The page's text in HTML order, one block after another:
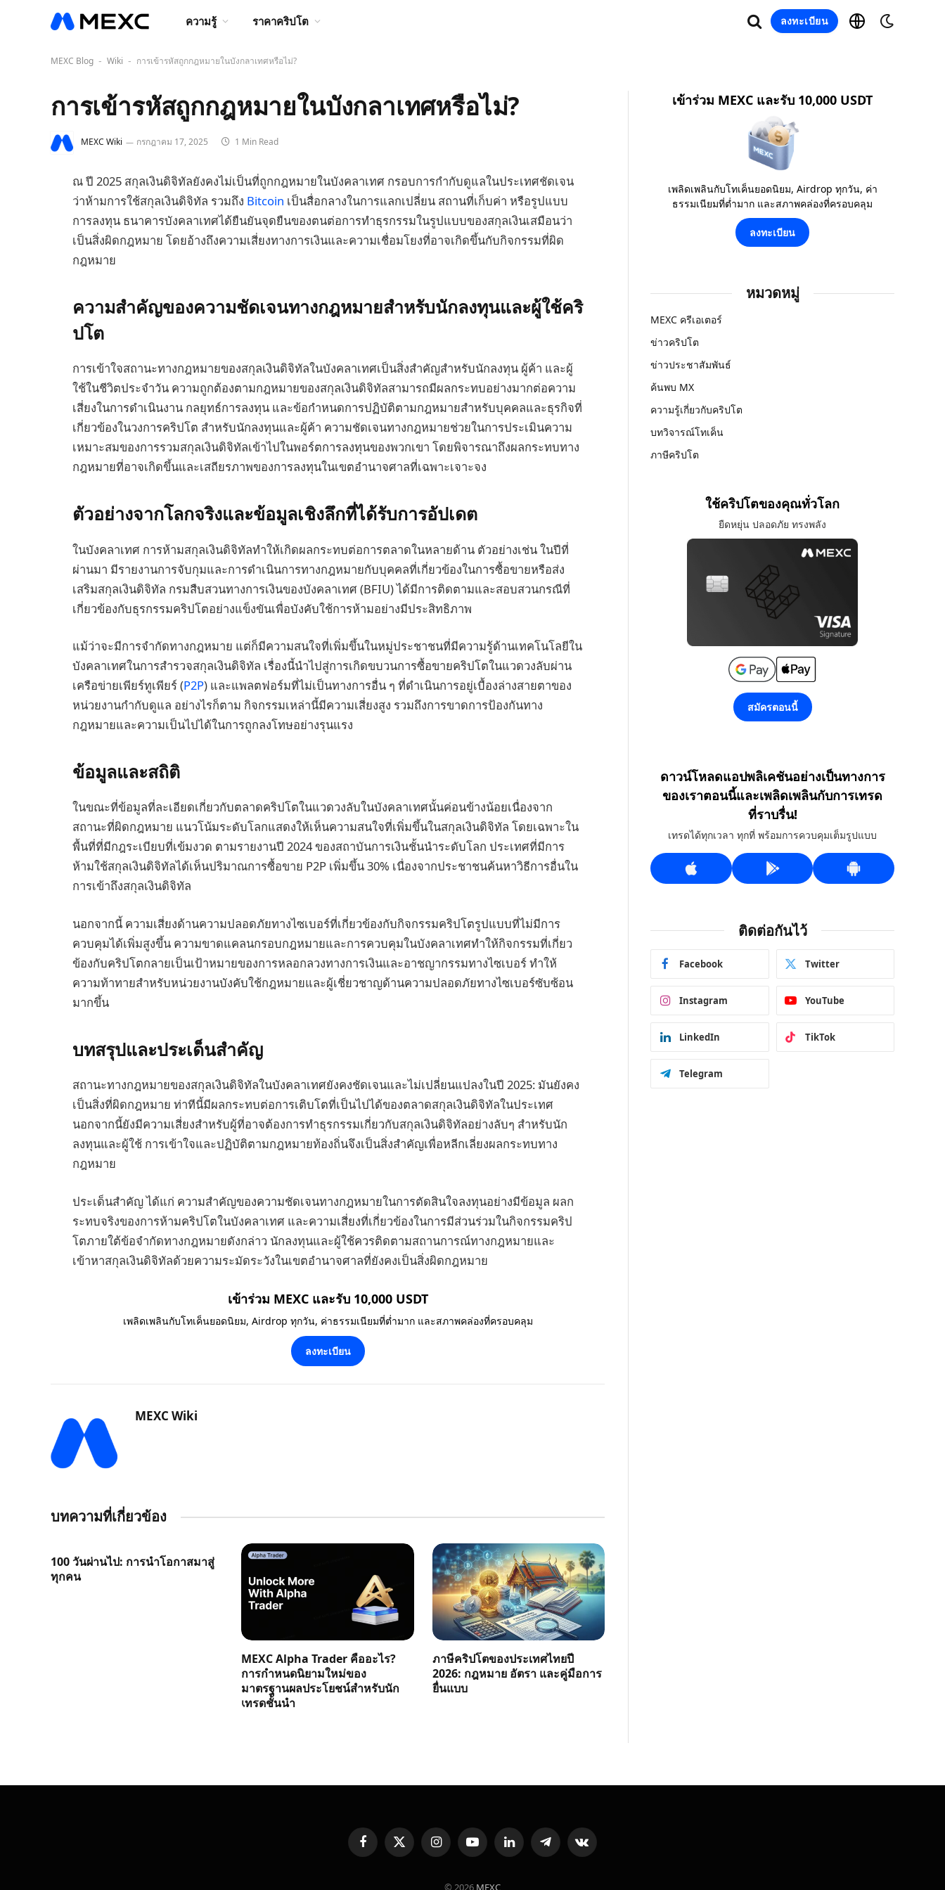
ความรู้ ราคาคริปโต ลงทะเบียน
MEXC Blog - Wiki - การเข้ารหัสถูกกฎหมายในบังกลาเทศหรือไม่?
การเข้ารหัสถูกกฎหมายในบังกลาเทศหรือไม่?
MEXC Wiki กรกฎาคม 17, 2025 1 Min Read
ณ ปี 2025 สกุลเงินดิจิทัลยังคงไม่เป็นที่ถูกกฎหมายในบังคลาเทศ กรอบการกำกับดูแลในประเทศชัดเจน
ว่าห้ามการใช้สกุลเงินดิจิทัล รวมถึง Bitcoin เป็นสื่อกลางในการแลกเปลี่ยน สถานที่เก็บค่า หรือรูปแบบ
การลงทุน ธนาคารบังคลาเทศได้ยืนยันจุดยืนของตนต่อการทำธุรกรรมในรูปแบบของสกุลเงินเสมือนว่า
เป็นสิ่งผิดกฎหมาย โดยอ้างถึงความเสี่ยงทางการเงินและความเชื่อมโยงที่อาจเกิดขึ้นกับกิจกรรมที่ผิด
กฎหมาย
ความสำคัญของความชัดเจนทางกฎหมายสำหรับนักลงทุนและผู้ใช้คริ
ปโต
การเข้าใจสถานะทางกฎหมายของสกุลเงินดิจิทัลในบังคลาเทศเป็นสิ่งสำคัญสำหรับนักลงทุน ผู้ค้า และผู้
ใช้ในชีวิตประจำวัน ความถูกต้องตามกฎหมายของสกุลเงินดิจิทัลสามารถมีผลกระทบอย่างมากต่อความ
เสี่ยงในการดำเนินงาน กลยุทธ์การลงทุน และข้อกำหนดการปฏิบัติตามกฎหมายสำหรับบุคคลและธุรกิจที่
เกี่ยวข้องในวงการคริปโต สำหรับนักลงทุนและผู้ค้า ความชัดเจนทางกฎหมายช่วยในการประเมินความ
เหมาะสมของการรวมสกุลเงินดิจิทัลเข้าไปในพอร์ตการลงทุนของพวกเขา โดยพิจารณาถึงผลกระทบทาง
กฎหมายที่อาจเกิดขึ้นและเสถียรภาพของการลงทุนในเขตอำนาจศาลที่เฉพาะเจาะจง
ตัวอย่างจากโลกจริงและข้อมูลเชิงลึกที่ได้รับการอัปเดต
ในบังคลาเทศ การห้ามสกุลเงินดิจิทัลทำให้เกิดผลกระทบต่อการตลาดในหลายด้าน ตัวอย่างเช่น ในปีที่
ผ่านมา มีรายงานการจับกุมและการดำเนินการทางกฎหมายกับบุคคลที่เกี่ยวข้องในการซื้อขายหรือส่ง
เสริมสกุลเงินดิจิทัล กรมสืบสวนทางการเงินของบังคลาเทศ (BFIU) ได้มีการติดตามและสอบสวนกรณีที่
เกี่ยวข้องกับธุรกรรมคริปโตอย่างแข็งขันเพื่อบังคับใช้การห้ามอย่างมีประสิทธิภาพ
แม้ว่าจะมีการจำกัดทางกฎหมาย แต่ก็มีความสนใจที่เพิ่มขึ้นในหมู่ประชาชนที่มีความรู้ด้านเทคโนโลยีใน
บังคลาเทศในการสำรวจสกุลเงินดิจิทัล เรื่องนี้นำไปสู่การเกิดขบวนการซื้อขายคริปโตในแวดวงลับผ่าน
เครือข่ายเพียร์ทูเพียร์ (P2P) และแพลตฟอร์มที่ไม่เป็นทางการอื่น ๆ ที่ดำเนินการอยู่เบื้องล่างสายตาของ
หน่วยงานกำกับดูแล อย่างไรก็ตาม กิจกรรมเหล่านี้มีความเสี่ยงสูง รวมถึงการขาดการป้องกันทาง
กฎหมายและความเป็นไปได้ในการถูกลงโทษอย่างรุนแรง
ข้อมูลและสถิติ
ในขณะที่ข้อมูลที่ละเอียดเกี่ยวกับตลาดคริปโตในแวดวงลับในบังคลาเทศนั้นค่อนข้างน้อยเนื่องจาก
สถานะที่ผิดกฎหมาย แนวโน้มระดับโลกแสดงให้เห็นความสนใจที่เพิ่มขึ้นในสกุลเงินดิจิทัล โดยเฉพาะใน
พื้นที่ที่มีกฎระเบียบที่เข้มงวด ตามรายงานปี 2024 ของสถาบันการเงินชั้นนำระดับโลก ประเทศที่มีการ
ห้ามใช้สกุลเงินดิจิทัลได้เห็นปริมาณการซื้อขาย P2P เพิ่มขึ้น 30% เนื่องจากประชาชนค้นหาวิธีการอื่นใน
การเข้าถึงสกุลเงินดิจิทัล
นอกจากนี้ ความเสี่ยงด้านความปลอดภัยทางไซเบอร์ที่เกี่ยวข้องกับกิจกรรมคริปโตรูปแบบที่ไม่มีการ
ควบคุมได้เพิ่มสูงขึ้น ความขาดแคลนกรอบกฎหมายและการควบคุมในบังคลาเทศทำให้กิจกรรมที่เกี่ยว
ข้องกับคริปโตกลายเป็นเป้าหมายของการหลอกลวงทางการเงินและอาชญากรรมทางไซเบอร์ ทำให้
ความท้าทายสำหรับหน่วยงานบังคับใช้กฎหมายและผู้เชี่ยวชาญด้านความปลอดภัยทางไซเบอร์ซับซ้อน
มากขึ้น
บทสรุปและประเด็นสำคัญ
สถานะทางกฎหมายของสกุลเงินดิจิทัลในบังคลาเทศยังคงชัดเจนและไม่เปลี่ยนแปลงในปี 2025: มันยังคง
เป็นสิ่งที่ผิดกฎหมาย ท่าทีนี้มีผลกระทบต่อการเติบโตที่เป็นไปได้ของตลาดสกุลเงินดิจิทัลในประเทศ
นอกจากนี้ยังมีความเสี่ยงสำหรับผู้ที่อาจต้องการทำธุรกรรมเกี่ยวกับสกุลเงินดิจิทัลอย่างลับๆ สำหรับนัก
ลงทุนและผู้ใช้ การเข้าใจและปฏิบัติตามกฎหมายท้องถิ่นจึงเป็นสิ่งสำคัญเพื่อหลีกเลี่ยงผลกระทบทาง
กฎหมาย
ประเด็นสำคัญ ได้แก่ ความสำคัญของความชัดเจนทางกฎหมายในการตัดสินใจลงทุนอย่างมีข้อมูล ผลก
ระทบจริงของการห้ามคริปโตในบังคลาเทศ และความเสี่ยงที่เกี่ยวข้องในการมีส่วนร่วมในกิจกรรมคริป
โตภายใต้ข้อจำกัดทางกฎหมายดังกล่าว นักลงทุนและผู้ใช้ควรติดตามสถานการณ์ทางกฎหมายและ
เข้าหาสกุลเงินดิจิทัลด้วยความระมัดระวังในเขตอำนาจศาลที่ยังคงเป็นสิ่งผิดกฎหมาย
เข้าร่วม MEXC และรับ 10,000 USDT
เพลิดเพลินกับโทเค็นยอดนิยม, Airdrop ทุกวัน, ค่าธรรมเนียมที่ต่ำมาก และสภาพคล่องที่ครอบคลุม
ลงทะเบียน
MEXC Wiki
บทความที่เกี่ยวข้อง
100 วันผ่านไป: การนำโอกาสมาสู่
ทุกคน
MEXC Alpha Trader คืออะไร?
การกำหนดนิยามใหม่ของ
มาตรฐานผลประโยชน์สำหรับนัก
เทรดชั้นนำ
ภาษีคริปโตของประเทศไทยปี
2026: กฎหมาย อัตรา และคู่มือการ
ยื่นแบบ
เข้าร่วม MEXC และรับ 10,000 USDT
เพลิดเพลินกับโทเค็นยอดนิยม, Airdrop ทุกวัน, ค่า
ธรรมเนียมที่ต่ำมาก และสภาพคล่องที่ครอบคลุม
ลงทะเบียน
หมวดหมู่
MEXC ครีเอเตอร์
ข่าวคริปโต
ข่าวประชาสัมพันธ์
ค้นพบ MX
ความรู้เกี่ยวกับคริปโต
บทวิจารณ์โทเค็น
ภาษีคริปโต
ใช้คริปโตของคุณทั่วโลก
ยืดหยุ่น ปลอดภัย ทรงพลัง
สมัครตอนนี้
ดาวน์โหลดแอปพลิเคชันอย่างเป็นทางการ
ของเราตอนนี้และเพลิดเพลินกับการเทรด
ที่ราบรื่น!
เทรดได้ทุกเวลา ทุกที่ พร้อมการควบคุมเต็มรูปแบบ
ติดต่อกันไว้
Facebook Twitter
Instagram YouTube
LinkedIn TikTok
Telegram
FacebookX
(Twitter)
InstagramYouTubeLinkedInTelegramVKontakte
© 2026 MEXC